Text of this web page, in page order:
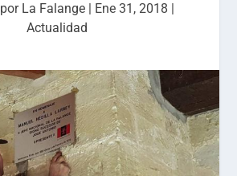
La Falange | Ene 31, 2018 |
Actualidad